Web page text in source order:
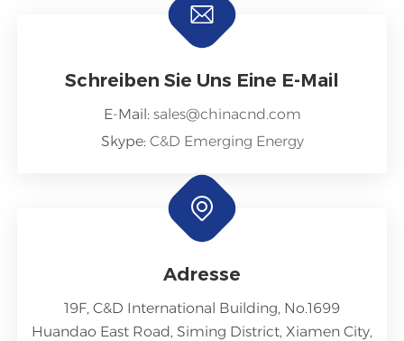
Schreiben Sie Uns Eine E-Mail
E-Mail: sales@chinacnd.com
Skype: C&D Emerging Energy
Adresse
19F, C&D International Building, No.1699
Huandao East Road, Siming District, Xiamen City,